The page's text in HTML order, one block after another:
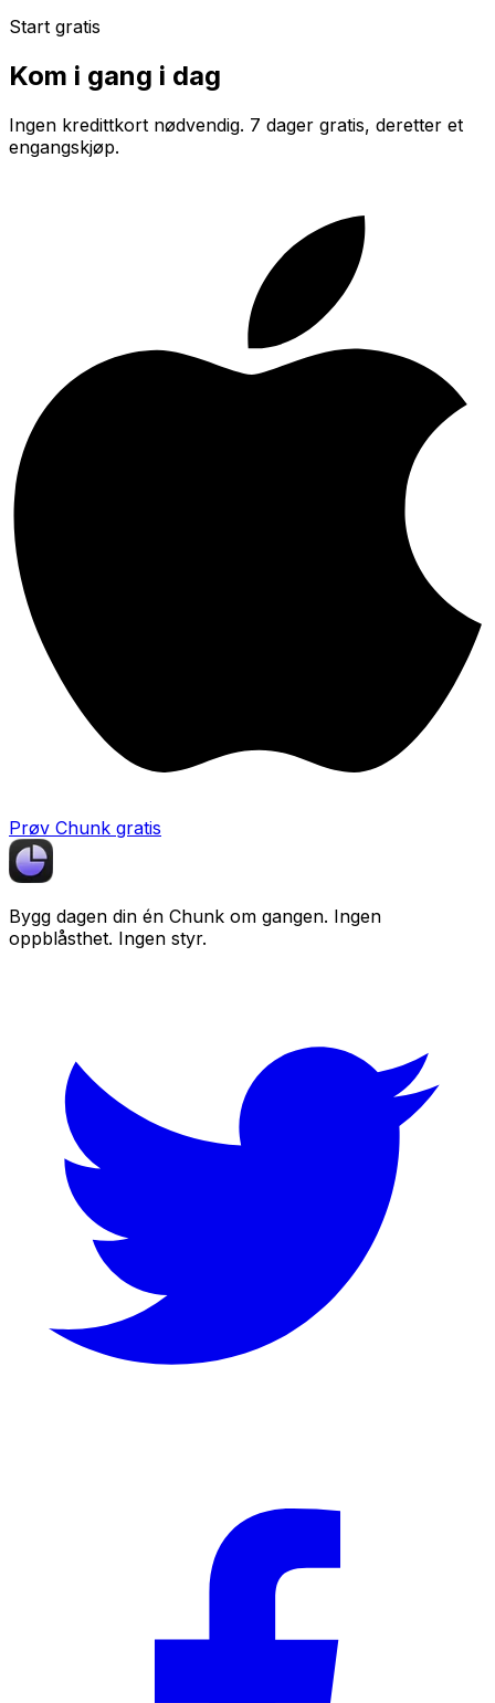
Start gratis
Kom i gang i dag
Ingen kredittkort nødvendig. 7 dager gratis, deretter et
engangskjøp.
Prøv Chunk gratis
Bygg dagen din én Chunk om gangen. Ingen
oppblåsthet. Ingen styr.